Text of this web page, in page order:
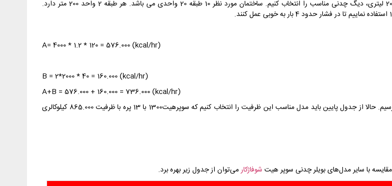
فرض کنیم می‌خواهیم برای ساختمانی با 4000 متر زیربنا و 2 عدد منبع کوئل دار 2000 لیتری، دیگ چدنی مناسب را انتخاب کنیم. ساختمان مورد نظر 10 طبقه 20 واحدی می باشد. هر طبقه 2 واحد 200 متر دارد.
A= 4000 * 1.2 * 120 = 576.000 (kcal/hr)
B = 2*2000 * 40 = 160.000 (kcal/hr)
A+B = 576.000 + 160.000 = 736.000 (kcal/hr)
10 درصد به عدد فوق اضافه می‌کنیم و به مجموع 809.600 کیلوکالری بر ساعت می‌رسیم. حالا از جدول پایین باید مدل مناسب این ظرفیت را انتخاب کنیم که سوپرهیت1300 با 13 پره با ظرفیت 865.000 کیلوکالری
شوفاژکارمی‌توان از جدول زیر بهره برد.